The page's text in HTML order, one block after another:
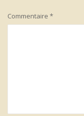
Commentaire *